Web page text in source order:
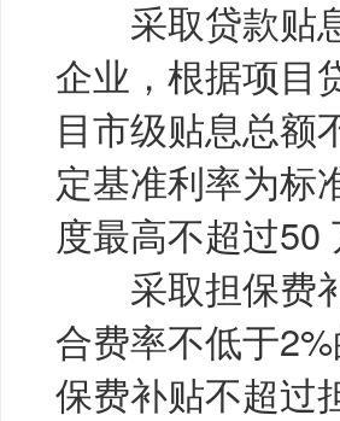
采取贷款贴息
企业，根据项目
目市级贴息总额
定基准利率为标
度最高不超过50
采取担保费补
合费率不低于
保费补贴不超过